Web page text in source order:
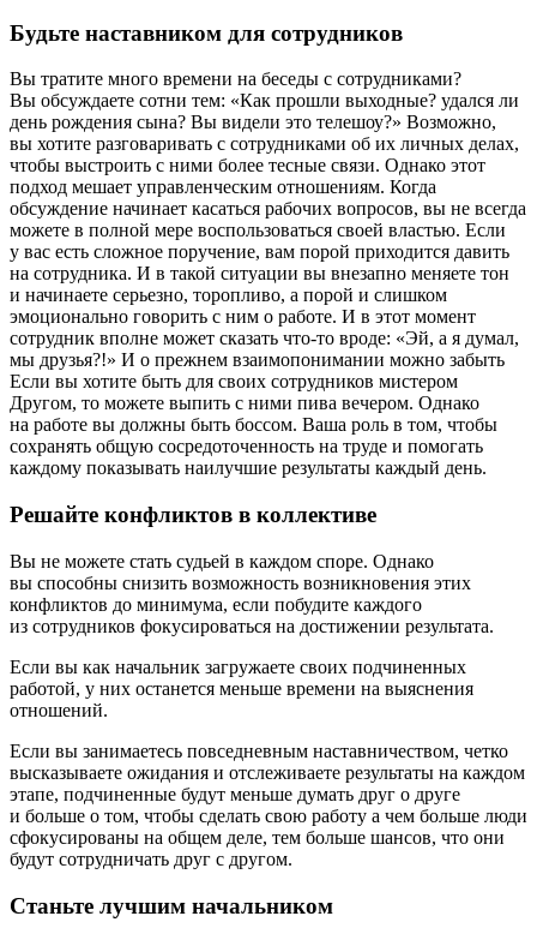
Будьте наставником для сотрудников
Вы тратите много времени на беседы с сотрудниками?
Вы обсуждаете сотни тем: «Как прошли выходные? удался ли
день рождения сына? Вы видели это телешоу?» Возможно,
вы хотите разговаривать с сотрудниками об их личных делах,
чтобы выстроить с ними более тесные связи. Однако этот
подход мешает управленческим отношениям. Когда
обсуждение начинает касаться рабочих вопросов, вы не всегда
можете в полной мере воспользоваться своей властью. Если
у вас есть сложное поручение, вам порой приходится давить
на сотрудника. И в такой ситуации вы внезапно меняете тон
и начинаете серьезно, торопливо, а порой и слишком
эмоционально говорить с ним о работе. И в этот момент
сотрудник вполне может сказать что-то вроде: «Эй, а я думал,
мы друзья?!» И о прежнем взаимопонимании можно забыть
Если вы хотите быть для своих сотрудников мистером
Другом, то можете выпить с ними пива вечером. Однако
на работе вы должны быть боссом. Ваша роль в том, чтобы
сохранять общую сосредоточенность на труде и помогать
каждому показывать наилучшие результаты каждый день.
Решайте конфликтов в коллективе
Вы не можете стать судьей в каждом споре. Однако
вы способны снизить возможность возникновения этих
конфликтов до минимума, если побудите каждого
из сотрудников фокусироваться на достижении результата.
Если вы как начальник загружаете своих подчиненных
работой, у них останется меньше времени на выяснения
отношений.
Если вы занимаетесь повседневным наставничеством, четко
высказываете ожидания и отслеживаете результаты на каждом
этапе, подчиненные будут меньше думать друг о друге
и больше о том, чтобы сделать свою работу а чем больше люди
сфокусированы на общем деле, тем больше шансов, что они
будут сотрудничать друг с другом.
Станьте лучшим начальником